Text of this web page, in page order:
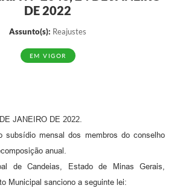
DE 2022
Assunto(s): Reajustes
EM VIGOR
JANEIRO DE 2022.
subsídio mensal dos membros do conselho
anual.
de Candeias, Estado de Minas Gerais,
Municipal sanciono a seguinte lei: